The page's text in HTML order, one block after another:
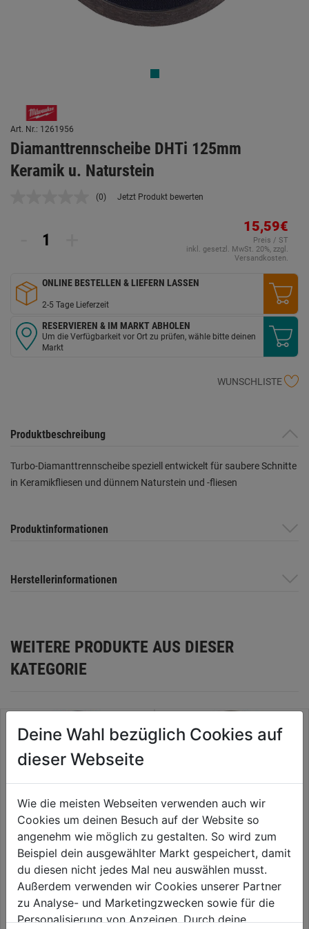
Art. Nr.: 1261956
Diamanttrennscheibe DHTi 125mm
Keramik u. Naturstein
Kein
(0) Jetzt Produkt bewerten
15,59€
Preis / ST
inkl. gesetzl. MwSt. 20%, zzgl.
Versandkosten.
ONLINE BESTELLEN & LIEFERN LASSEN
2-5 Tage Lieferzeit
RESERVIEREN & IM MARKT ABHOLEN
Um die Verfügbarkeit vor Ort zu prüfen, wähle bitte deinen
Markt
WUNSCHLISTE
Produktbeschreibung
Turbo-Diamanttrennscheibe speziell entwickelt für saubere Schnitte
in Keramikfliesen und dünnem Naturstein und -fliesen
Produktinformationen
Herstellerinformationen
WEITERE PRODUKTE AUS DIESER
KATEGORIE
Trennscheibe Basic Cut-All
125x1x22,23mm 10 Stk/Dose
0.0 (0)
0.0
Diamanttrennscheibe Basic
1A1R DCTB1
0.0 (0)
0.0
Deine Wahl bezüglich Cookies auf
dieser Webseite
Wie die meisten Webseiten verwenden auch wir
Cookies um deinen Besuch auf der Website so
angenehm wie möglich zu gestalten. So wird zum
Beispiel dein ausgewählter Markt gespeichert, damit
du diesen nicht jedes Mal neu auswählen musst.
Außerdem verwenden wir Cookies unserer Partner
zu Analyse- und Marketingzwecken sowie für die
Personalisierung von Anzeigen. Durch deine